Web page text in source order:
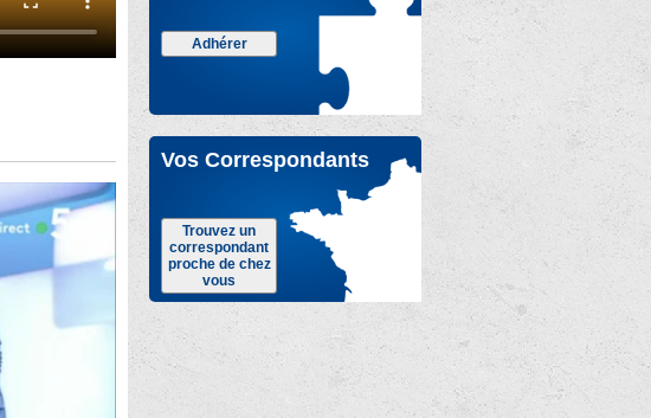
Adhérer
Vos Correspondants
Trouvez un
correspondant
proche de chez
vous